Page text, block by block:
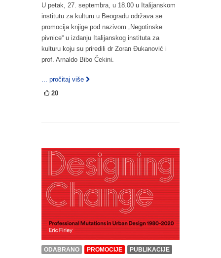
U petak, 27. septembra, u 18.00 u Italijanskom
institutu za kulturu u Beogradu održava se
promocija knjige pod nazivom „Negotinske
pivnice“ u izdanju Italijanskog instituta za
kulturu koju su priredili dr Zoran Đukanović i
prof. Arnaldo Bibo Čekini.
... pročitaj više
20
ODABRANO PROMOCIJE PUBLIKACIJE